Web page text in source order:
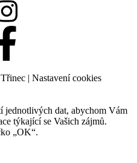
| Nastavení cookies
jednotlivých dat, abychom Vám
týkající se Vašich zájmů.
„OK“.